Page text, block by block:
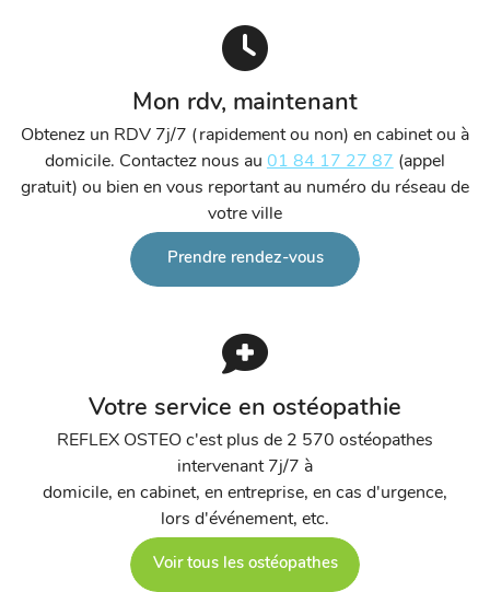
Mon rdv, maintenant
Obtenez un RDV 7j/7 (rapidement ou non) en cabinet ou à
domicile. Contactez nous au 01 84 17 27 87 (appel
gratuit) ou bien en vous reportant au numéro du réseau de
votre ville
Prendre rendez-vous
Votre service en ostéopathie
REFLEX OSTEO c'est plus de 2 570 ostéopathes
intervenant 7j/7 à
domicile, en cabinet, en entreprise, en cas d'urgence,
lors d'événement, etc.
Voir tous les ostéopathes